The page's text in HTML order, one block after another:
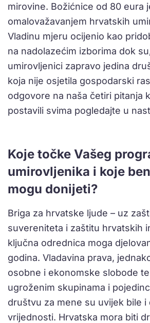
mirovine. Božićnice od 80 eura
omalovažavanjem hrvatskih
Vladinu mjeru ocijenio kao
na nadolazećim izborima dok
umirovljenici zapravo jedina
koja nije osjetila gospodarski
odgovore na naša četiri pitanja
postavili svima pogledajte u
Koje točke Vašeg
umirovljenika i koje
mogu donijeti?
Briga za hrvatske ljude – uz
suvereniteta i zaštitu hrvatskih
ključna odrednica moga
godina. Vladavina prava,
osobne i ekonomske slobode
ugroženim skupinama i
društvu za mene su uvijek bile i
vrijednosti. Hrvatska mora biti